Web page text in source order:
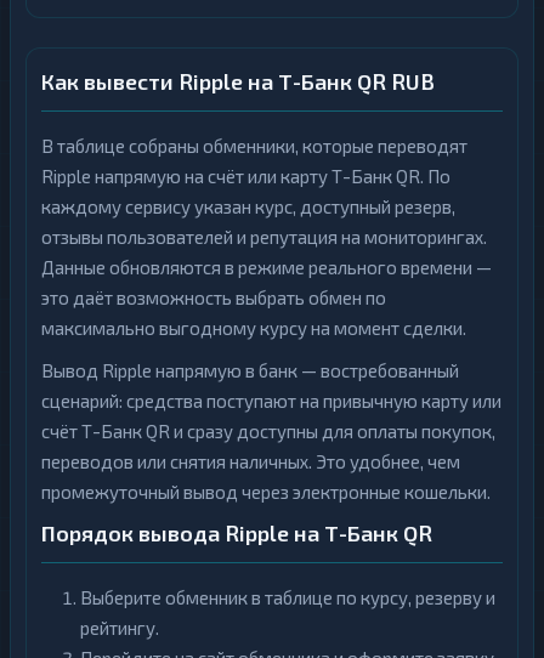
Как вывести Ripple на Т-Банк QR RUB
В таблице собраны обменники, которые переводят
Ripple напрямую на счёт или карту Т-Банк QR. По
каждому сервису указан курс, доступный резерв,
отзывы пользователей и репутация на мониторингах.
Данные обновляются в режиме реального времени —
это даёт возможность выбрать обмен по
максимально выгодному курсу на момент сделки.
Вывод Ripple напрямую в банк — востребованный
сценарий: средства поступают на привычную карту или
счёт Т-Банк QR и сразу доступны для оплаты покупок,
переводов или снятия наличных. Это удобнее, чем
промежуточный вывод через электронные кошельки.
Порядок вывода Ripple на Т-Банк QR
Выберите обменник в таблице по курсу, резерву и
рейтингу.